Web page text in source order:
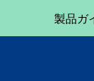
製品ガ